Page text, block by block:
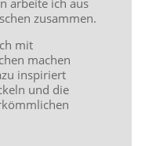
arbeite ich aus
zusammen.
mit
machen
inspiriert
und die